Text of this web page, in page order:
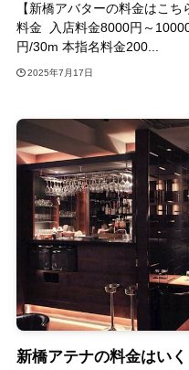
【新橋アバターの料金はこ
料金 入店料金8000円～
円/30m 本指名料金200...
2025年7月17日
新橋アテナの料金はい